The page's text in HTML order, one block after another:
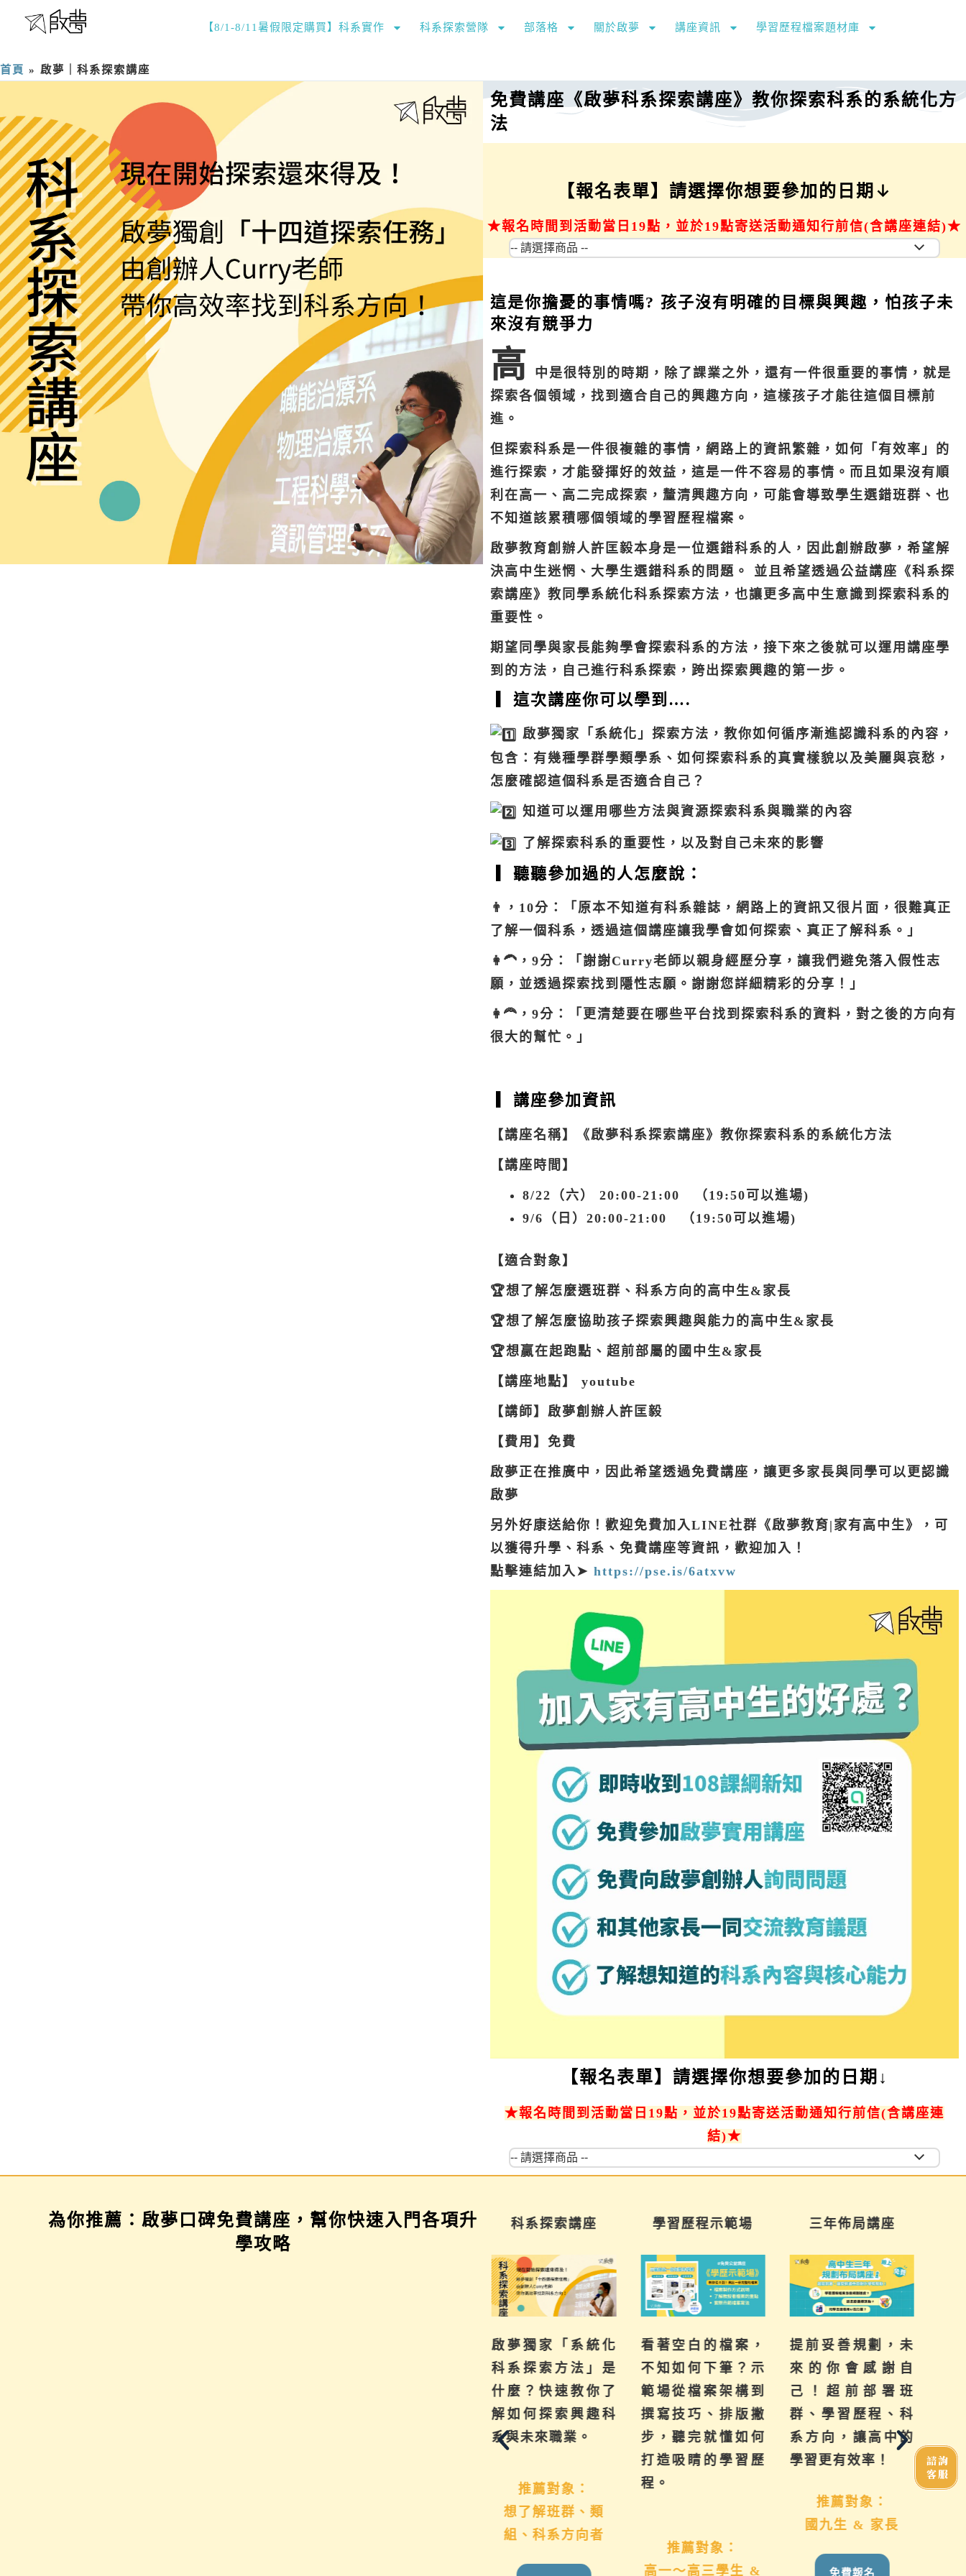
【8/1-8/11暑假限定購買】科系實作 科系探索營隊 部落格 關於啟夢 講座資訊 學習歷程檔案題材庫
首頁 » 啟夢｜科系探索講座
免費講座《啟夢科系探索講座》教你探索科系的系統化方
法
【報名表單】請選擇你想要參加的日期↓
★報名時間到活動當日19點，並於19點寄送活動通知行前信(含講座連結)★
這是你擔憂的事情嗎? 孩子沒有明確的目標與興趣，怕孩子未
來沒有競爭力
高
中是很特別的時期，除了課業之外，還有一件很重要的事情，就是
探索各個領域， 找到適合自己的興趣方向 ，這樣孩子才能往這個目標前
進。
但探索科系是一件很複雜的事情，網路上的資訊繁雜，如何「有效率」的
進行探索，才能發揮好的效益，這是一件不容易的事情。而且如果沒有順
利在高一、高二完成探索，釐清興趣方向， 可能會導致學生選錯班群、也
不知道該累積哪個領域的學習歷程檔案 。
啟夢教育創辦人許匡毅本身是一位選錯科系的人，因此創辦啟夢，希望解
決高中生迷惘、大學生選錯科系的問題。 並且希望透過公益講座《科系探
索講座》教同學系統化科系探索方法，也讓更多高中生意識到探索科系的
重要性。
期望同學與家長能夠學會探索科系的方法，接下來之後就可以運用講座學
到的方法，自己進行科系探索，跨出探索興趣的第一步。
▎這次講座你可以學到….
啟夢獨家「系統化」探索方法，教你如何循序漸進認識科系的內容，
包含：有幾種學群學類學系、如何探索科系的真實樣貌以及美麗與哀愁，
怎麼確認這個科系是否適合自己？
知道可以運用哪些方法與資源探索科系與職業的內容
了解探索科系的重要性，以及對自己未來的影響
▎聽聽參加過的人怎麼說：
👨，10分：「原本不知道有科系雜誌，網路上的資訊又很片面，很難真正
了解一個科系，透過這個講座讓我學會如何探索、真正了解科系。」
👩‍🦱，9分：「謝謝Curry老師以親身經歷分享，讓我們避免落入假性志
願，並透過探索找到隱性志願。謝謝您詳細精彩的分享！」
👩‍🦰，9分：「更清楚要在哪些平台找到探索科系的資料，對之後的方向有
很大的幫忙。」
講座參加資訊
【講座名稱】《啟夢科系探索講座》教你探索科系的系統化方法
【講座時間】
8/22（六） 20:00-21:00 （19:50可以進場)
9/6（日）20:00-21:00 （19:50可以進場)
【適合對象】
🏆想了解怎麼選班群、科系方向的高中生&家長
🏆想了解怎麼協助孩子探索興趣與能力的高中生&家長
🏆想贏在起跑點、超前部屬的 國中生&家長
【講座地點】 youtube
【講師】啟夢創辦人許匡毅
【費用】免費
啟夢正在推廣中，因此希望透過免費講座，讓更多家長與同學可以更認識
啟夢
另外好康送給你！歡迎免費加入LINE社群《啟夢教育|家有高中生》，可
以獲得升學、科系、免費講座等資訊，歡迎加入！
點擊連結加入➤ https://pse.is/6atxvw
【報名表單】請選擇你想要參加的日期↓
★報名時間到活動當日19點，並於19點寄送活動通知行前信(含講座連
結)★
為你推薦：啟夢口碑免費講座，幫你快速入門各項升
學攻略
三年佈局講座 家長講座 學習歷程說明會 科系探索講座
啟夢獨家「系統化
科系探索方法」是
什麼？快速教你了
解如何探索興趣科
系與未來職業。
推薦對象：
想了解班群、類
組、科系方向者
學習歷程示範場
看著空白的檔案，
不知如何下筆？示
範場從檔案架構到
撰寫技巧、排版撇
步，聽完就懂如何
打造吸睛的學習歷
程。
推薦對象：
高一～高三學生 &
三年佈局講座
提前妥善規劃，未
來的你會感謝自
己！超前部署班
群、學習歷程、科
系方向，讓高中的
學習更有效率！
推薦對象：
國九生 & 家長
免費報名
帶
諮詢
客服